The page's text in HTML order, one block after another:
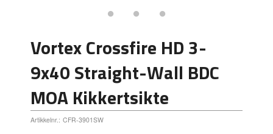
Vortex Crossfire HD 3-
9x40 Straight-Wall BDC
MOA Kikkertsikte
Artikkelnr.: CFR-3901SW